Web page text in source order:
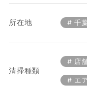
所在地 千
清掃種類
店
エ